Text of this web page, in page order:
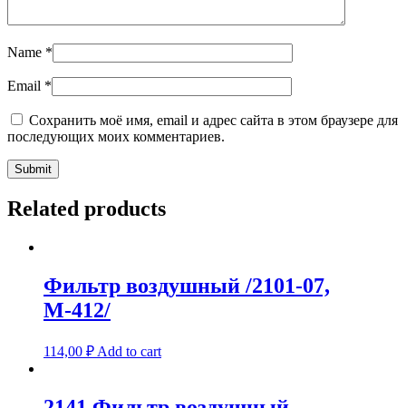
Name *
Email *
Сохранить моё имя, email и адрес сайта в этом браузере для
последующих моих комментариев.
Related products
Фильтр воздушный /2101-07,
М-412/
114,00 ₽ Add to cart